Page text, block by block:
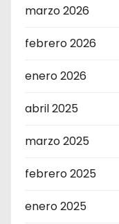
marzo 2026
febrero 2026
enero 2026
abril 2025
marzo 2025
febrero 2025
enero 2025